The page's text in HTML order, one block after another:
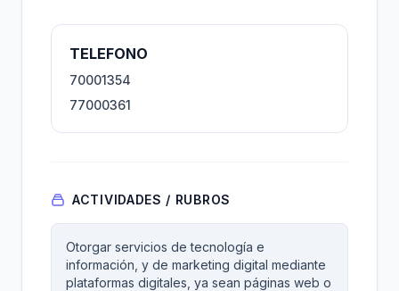
TELEFONO
70001354
77000361
ACTIVIDADES / RUBROS
Otorgar servicios de tecnología e
información, y de marketing digital mediante
plataformas digitales, ya sean páginas web o